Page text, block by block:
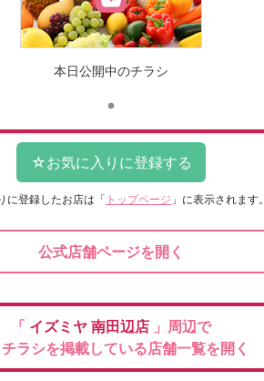
本日公開中のチラシ
に登録したお店は 「 トップページ 」に表示されます。
公式店舗ページを開く
「 イズミヤ 南田辺店 」周辺で
ラシを掲載している店舗一覧を開く